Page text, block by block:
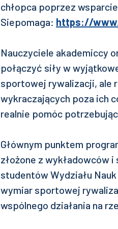
chłopca poprzez
Siepomaga: https://
Nauczyciele akademiccy
połączyć siły w
sportowej rywalizacji, ale
wykraczających poza ich
realnie pomóc
Głównym punktem
złożone z wykładowców
studentów Wydziału
wymiar sportowej
wspólnego działania na